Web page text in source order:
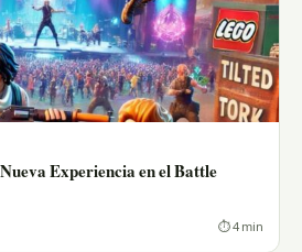
Experiencia en el Battle
⏱ 4 min